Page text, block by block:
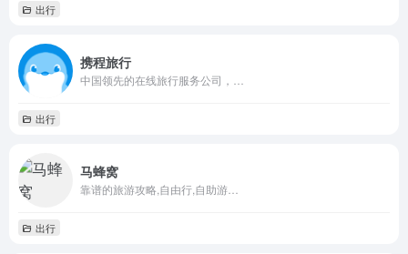
出行
携程旅行
中国领先的在线旅行服务公司，…
出行
马蜂窝
靠谱的旅游攻略,自由行,自助游…
出行